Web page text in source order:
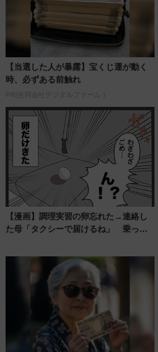
【当選した人が暴露】宝くじ運が動く
時、必ずある前触れ
PR(合同会社デジタルファーム )
【漫画】調理実習の卵忘れた→連絡し
た母「タクシーで届けるね」 乗って